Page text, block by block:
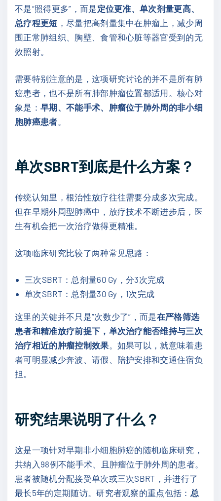
不是“照得更多”，而是定位更准、单次剂量更高、
总疗程更短 ，尽量把高剂量集中在肿瘤上，减少周
围正常肺组织、胸壁、食管和心脏等器官受到的无
效照射。
需要特别注意的是，这项研究讨论的并不是所有肺
癌患者，也不是所有肺部肿瘤位置都适用。核心对
象是： 早期、不能手术、肿瘤位于肺外周的非小细
胞肺癌患者
单次SBRT到底是什么方案？
传统认知里，根治性放疗往往需要分成多次完成。
但在早期外周型肺癌中，放疗技术不断进步后，医
生有机会把一次治疗做得更精准。
这项临床研究比较了两种常见思路：
三次SBRT：总剂量60 Gy，分3次完成
单次SBRT：总剂量30 Gy，1次完成
这里的关键并不只是“次数少了”，而是在严格筛选
患者和精准放疗前提下，单次治疗能否维持与三次
治疗相近的肿瘤控制效果。如果可以，就意味着患
者可明显减少奔波、请假、陪护安排和交通住宿负
担。
研究结果说明了什么？
这是一项针对早期非小细胞肺癌的随机临床研究，
共纳入98例不能手术、且肿瘤位于肺外周的患者。
患者被随机分配接受单次或三次SBRT，并进行了
最长5年的定期随访。研究者观察的重点包括： 总